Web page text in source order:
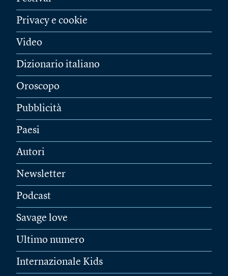
Privacy e cookie
Video
Dizionario italiano
Oroscopo
Pubblicità
Paesi
Autori
Newsletter
Podcast
Savage love
Ultimo numero
Internazionale Kids